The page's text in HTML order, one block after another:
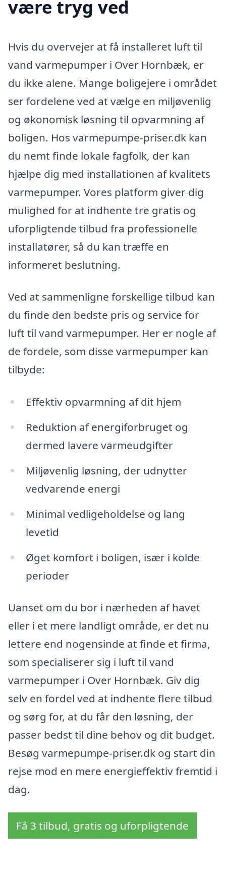
være tryg ved
Hvis du overvejer at få installeret luft til
vand varmepumper i Over Hornbæk, er
du ikke alene. Mange boligejere i området
ser fordelene ved at vælge en miljøvenlig
og økonomisk løsning til opvarmning af
boligen. Hos varmepumpe-priser.dk kan
du nemt finde lokale fagfolk, der kan
hjælpe dig med installationen af kvalitets
varmepumper. Vores platform giver dig
mulighed for at indhente tre gratis og
uforpligtende tilbud fra professionelle
installatører, så du kan træffe en
informeret beslutning.
Ved at sammenligne forskellige tilbud kan
du finde den bedste pris og service for
luft til vand varmepumper. Her er nogle af
de fordele, som disse varmepumper kan
tilbyde:
Effektiv opvarmning af dit hjem
Reduktion af energiforbruget og
dermed lavere varmeudgifter
Miljøvenlig løsning, der udnytter
vedvarende energi
Minimal vedligeholdelse og lang
levetid
Øget komfort i boligen, især i kolde
perioder
Uanset om du bor i nærheden af havet
eller i et mere landligt område, er det nu
lettere end nogensinde at finde et firma,
som specialiserer sig i luft til vand
varmepumper i Over Hornbæk. Giv dig
selv en fordel ved at indhente flere tilbud
og sørg for, at du får den løsning, der
passer bedst til dine behov og dit budget.
Besøg varmepumpe-priser.dk og start din
rejse mod en mere energieffektiv fremtid i
dag.
Få 3 tilbud, gratis og uforpligtende